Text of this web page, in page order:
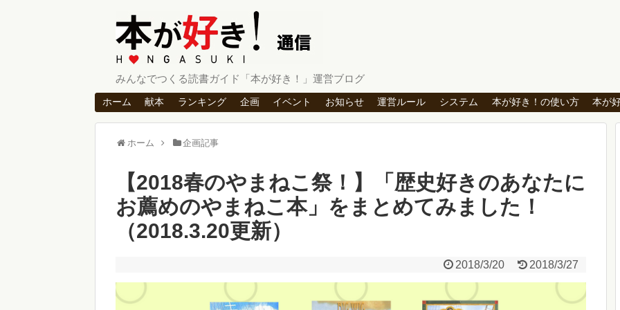
みんなでつくる読書ガイド「本が好き！」運営ブログ
ホーム 献本 ランキング 企画 イベント お知らせ 運営ルール システム 本が好き！の使い方 本が
ホーム 企画記事
【2018春のやまねこ祭！】「歴史好きのあなたに
お薦めのやまねこ本」をまとめてみました！
（2018.3.20更新）
2018/3/20 2018/3/27